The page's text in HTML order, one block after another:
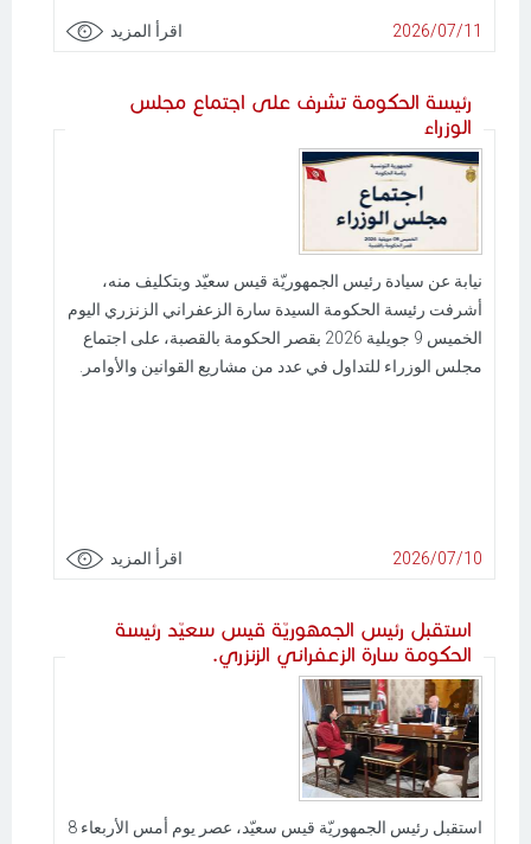
2026/07/11 اقرأ المزيد
رئيسة الحكومة تشرف على اجتماع مجلس
الوزراء
نيابة عن سيادة رئيس الجمهوريّة قيس سعيّد وبتكليف منه،
أشرفت رئيسة الحكومة السيدة سارة الزعفراني الزنزري اليوم
الخميس 9 جويلية 2026 بقصر الحكومة بالقصبة، على اجتماع
مجلس الوزراء للتداول في عدد من مشاريع القوانين والأوامر.
2026/07/10 اقرأ المزيد
استقبل رئيس الجمهوريّة قيس سعيّد رئيسة
الحكومة سارة الزعفراني الزنزري.
استقبل رئيس الجمهوريّة قيس سعيّد، عصر يوم أمس الأربعاء 8